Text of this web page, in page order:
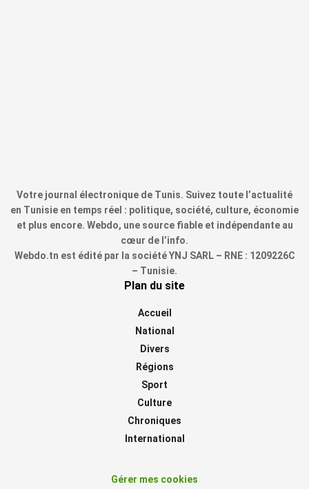
Votre journal électronique de Tunis. Suivez toute l’actualité
en Tunisie en temps réel : politique, société, culture, économie
et plus encore. Webdo, une source fiable et indépendante au
cœur de l’info.
Webdo.tn est édité par la société YNJ SARL – RNE : 1209226C
– Tunisie.
Plan du site
Accueil
National
Divers
Régions
Sport
Culture
Chroniques
International
Gérer mes cookies